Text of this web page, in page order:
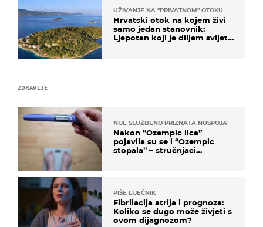
ZDRAVLJE
NIJE SLUŽBENO PRIZNATA NUSPOJAVA, ALI ...
Nakon “Ozempic lica”
pojavila su se i “Ozempic
stopala” – stručnjaci
PIŠE LIJEČNIK
Fibrilacija atrija i prognoza:
Koliko se dugo može živjeti s
ovom dijagnozom?
UŽIVANJE NA "PRIVATNOM" OTOKU
Hrvatski otok na kojem živi
samo jedan stanovnik:
Ljepotan koji je diljem svijeta